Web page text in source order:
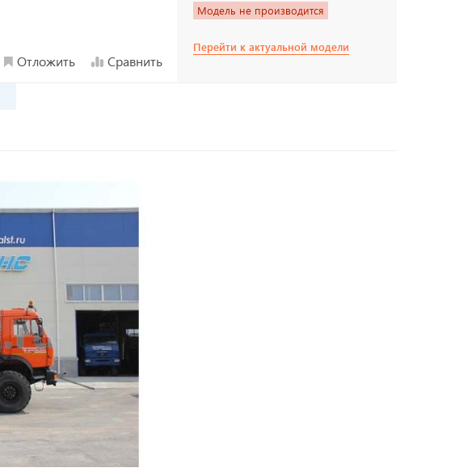
Отложить
Сравнить
Модель не производится
Перейти к актуальной модели